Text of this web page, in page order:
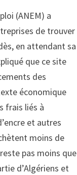
(ANEM) a
de trouver
en attendant sa
que ce site
des
économique
frais liés à
et autres
moins de
pas moins que
d’Algériens et